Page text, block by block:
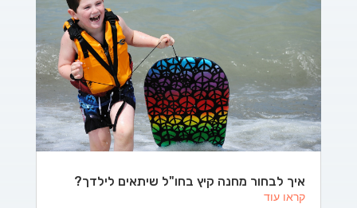
איך לבחור מחנה קיץ בחו"ל שיתאים לילדך?
קראו עוד